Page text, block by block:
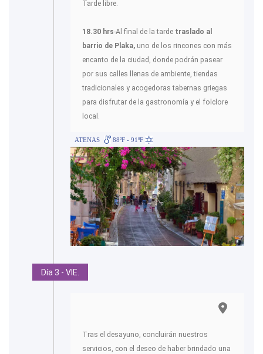
Tarde libre.
18.30 hrs-Al final de la tarde traslado al
barrio de Plaka, uno de los rincones con más
encanto de la ciudad, donde podrán pasear
por sus calles llenas de ambiente, tiendas
tradicionales y acogedoras tabernas griegas
para disfrutar de la gastronomía y el folclore
local.
ATENAS 88ºF - 91ºF
Día 3 - VIE.
Tras el desayuno, concluirán nuestros
servicios, con el deseo de haber brindado una